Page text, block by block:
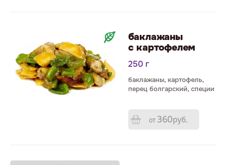
баклажа­ны
с картофелем
250 г
баклажа­ны, картофель,
перец болгарский, специи
от 360руб.